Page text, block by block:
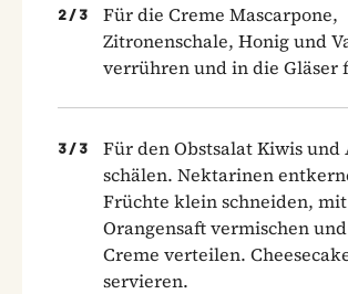
2 / 3
Für die Creme Mascarpone,
Zitronenschale, Honig und
verrühren und in die Gläser
3 / 3
Für den Obstsalat Kiwis und
schälen. Nektarinen
Früchte klein schneiden,
Orangensaft vermischen
Creme verteilen.
servieren.